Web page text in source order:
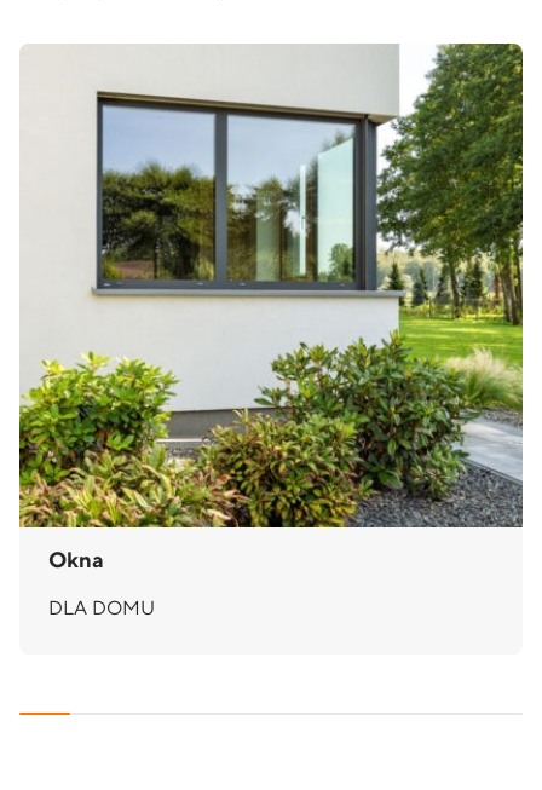
Okna
DLA DOMU